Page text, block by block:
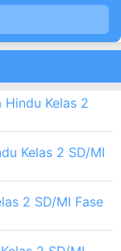
Kelas 2
Kelas 2 SD/MI
2 SD/MI Fase